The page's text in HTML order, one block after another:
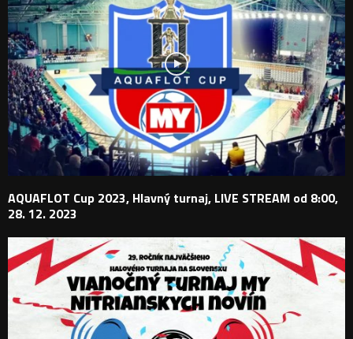
AQUAFLOT Cup 2023, Hlavný turnaj, LIVE STREAM od 8:00,
28. 12. 2023